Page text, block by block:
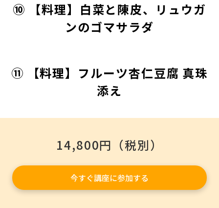
⑩ 【料理】白菜と陳皮、リュウガ
ンのゴマサラダ
⑪ 【料理】フルーツ杏仁豆腐 真珠
添え
14,800円（税別）
今すぐ講座に参加する